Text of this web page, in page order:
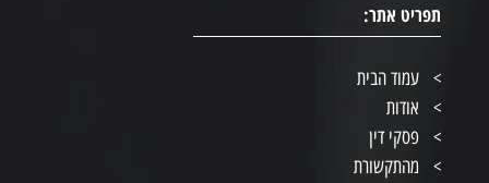
תפריט אתר:
עמוד הבית
אודות
פסקי דין
מהתקשורת